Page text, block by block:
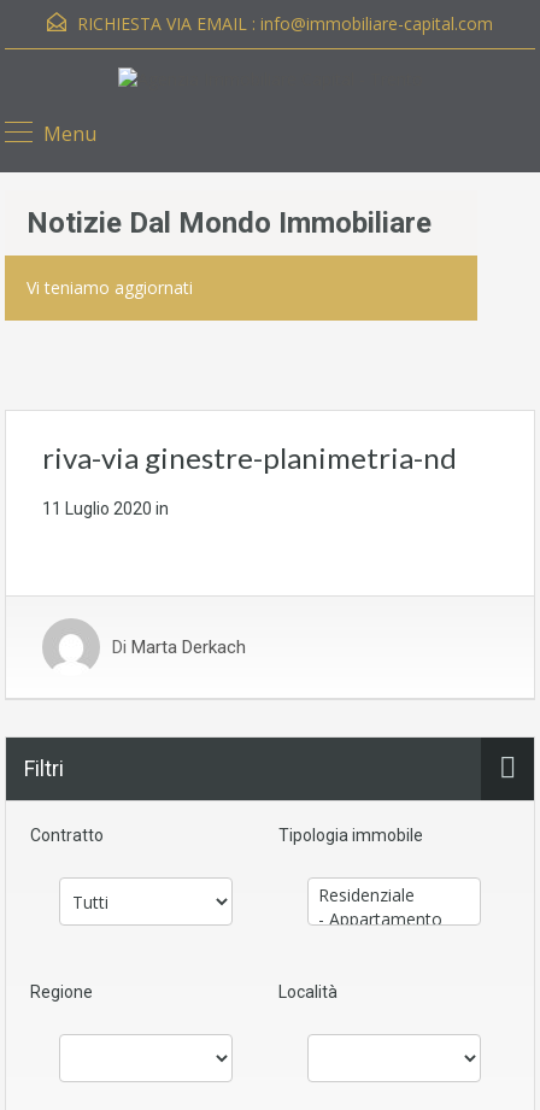
RICHIESTA VIA EMAIL : info@immobiliare-capital.com
Menu
Notizie Dal Mondo Immobiliare
Vi teniamo aggiornati
riva-via ginestre-planimetria-nd
11 Luglio 2020 in
Di Marta Derkach
Filtri
Contratto Tipologia immobile
Regione Località